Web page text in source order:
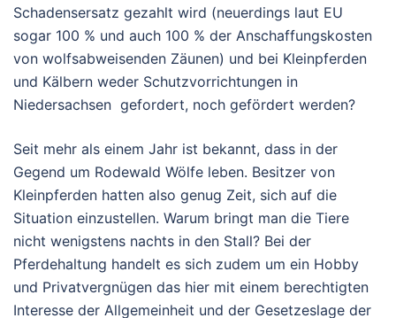
Schadensersatz gezahlt wird (neuerdings laut EU
sogar 100 % und auch 100 % der Anschaffungskosten
von wolfsabweisenden Zäunen) und bei Kleinpferden
und Kälbern weder Schutzvorrichtungen in
Niedersachsen gefordert, noch gefördert werden?
Seit mehr als einem Jahr ist bekannt, dass in der
Gegend um Rodewald Wölfe leben. Besitzer von
Kleinpferden hatten also genug Zeit, sich auf die
Situation einzustellen. Warum bringt man die Tiere
nicht wenigstens nachts in den Stall? Bei der
Pferdehaltung handelt es sich zudem um ein Hobby
und Privatvergnügen das hier mit einem berechtigten
Interesse der Allgemeinheit und der Gesetzeslage der